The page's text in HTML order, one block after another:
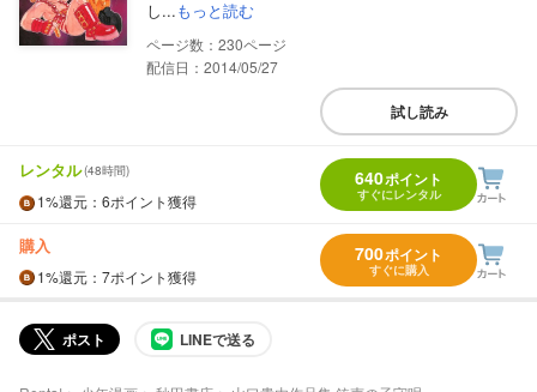
し...もっと読む
230
配信日：2014/05/27
試し読み
レンタル(48時間)
1%還元 ：6ポイント獲得
640ポイント
すぐにレンタル
購入
1%還元 ：7ポイント獲得
700ポイント
すぐに購入
ポスト LINEで送る